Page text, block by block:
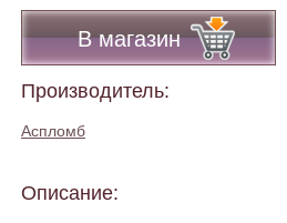
В магазин
Производитель:
Аспломб
Описание: